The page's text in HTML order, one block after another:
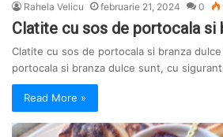
Rahela Velicu februarie 21, 2024 0
Clatite cu sos de portocala si
Clatite cu sos de portocala si branza
portocala si branza dulce sunt, cu
Read More »